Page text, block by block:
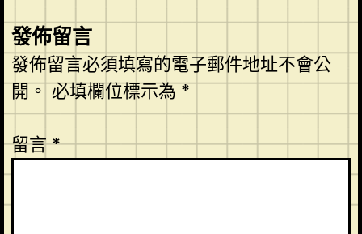
發佈留言
發佈留言必須填寫的電子郵件地址不會公
開。必填欄位標示為*
留言*